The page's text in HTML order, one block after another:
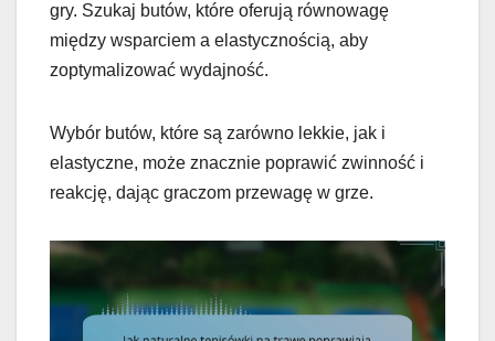
gry. Szukaj butów, które oferują równowagę
między wsparciem a elastycznością, aby
zoptymalizować wydajność.
Wybór butów, które są zarówno lekkie, jak i
elastyczne, może znacznie poprawić zwinność i
reakcję, dając graczom przewagę w grze.